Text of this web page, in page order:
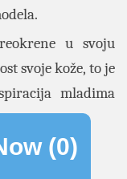
u svoju
svoje kože, to je
mladima
(0)